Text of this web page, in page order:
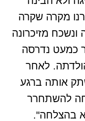
מקרה שקרה
מזיכרונה
בת 12, כאשר כמעט נדרסה
לאחר
אותה ברגע
להשתחרר
בהצלחה".